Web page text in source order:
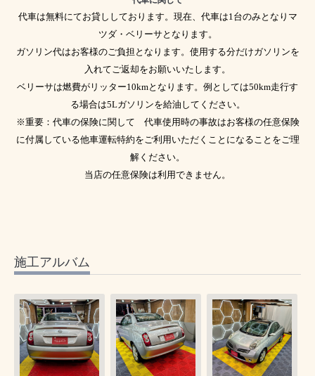
代車は無料にてお貸ししております。現在、代車は1台のみとなりマ
ツダ・ベリーサとなります。
ガソリン代はお客様のご負担となります。使用する分だけガソリンを
入れてご返却をお願いいたします。
ベリーサは燃費がリッター10kmとなります。例としては50km走行す
る場合は5Lガソリンを給油してください。
※重要：代車の保険に関して 代車使用時の事故はお客様の任意保険
に付属している他車運転特約をご利用いただくことになることをご理
解ください。
当店の任意保険は利用できません。
施工アルバム